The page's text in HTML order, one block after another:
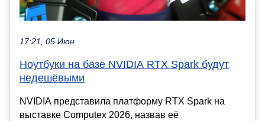
17:21, 05 Июн
Ноутбуки на базе NVIDIA RTX Spark будут
недешёвыми
NVIDIA представила платформу RTX Spark на
выставке Computex 2026, назвав её